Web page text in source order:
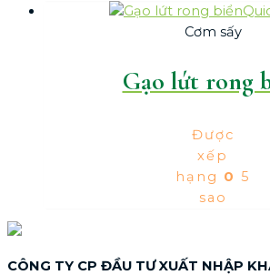
Cơm sấy
Gạo lứt rong
Được
xếp
hạng 0 5
sao
CÔNG TY CP ĐẦU TƯ XUẤT NHẬP